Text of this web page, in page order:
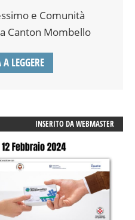
e Comunità
Canton Mombello
LEGGERE
INSERITO DAWEBMASTER